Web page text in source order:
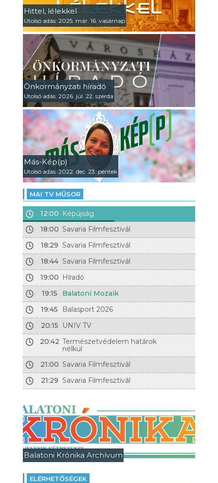
Hittel, lélekkel
Utolsó adás: 2025. már. 16. vasárnap
Önkormányzati híradó
Utolsó adás: 2026. júl. 22. szerda
Más-Kép(p)
Utolsó adás: 2022. dec. 23. péntek
MAI TV MŰSOR
12:00 Képújság
18:00 Savaria Filmfesztivál
18:29 Savaria Filmfesztivál
18:44 Savaria Filmfesztivál
19:00 Híradó
19:15
Balatoni Mozaik
19:45
Balasport 2026
20:15
UNIV TV
20:42 Természetvédelem határok
nélkül
21:00 Savaria Filmfesztivál
21:29 Savaria Filmfesztivál
Balatoni Krónika Archívum
ELÉRHETŐSÉGEK